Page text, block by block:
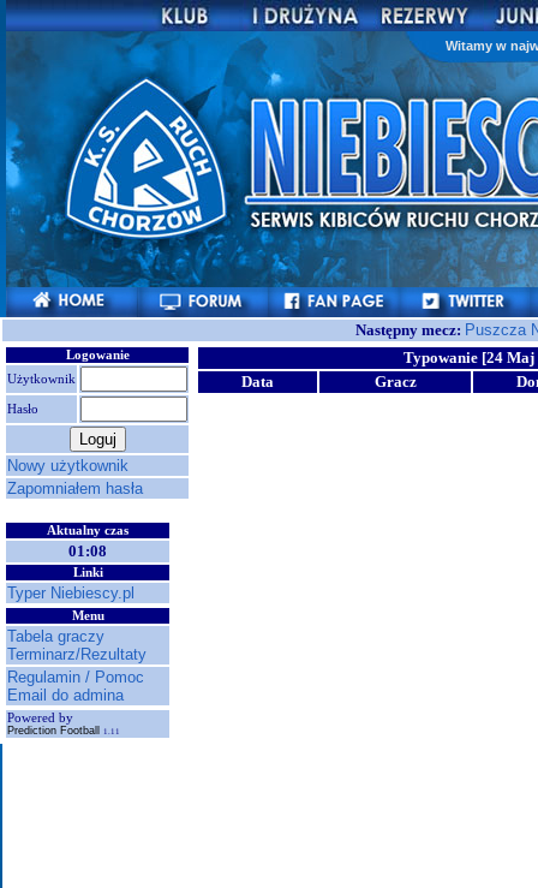
Witamy w
Następny mecz: Puszcza
Logowanie
Użytkownik
Hasło
Nowy użytkownik
Zapomniałem hasła
Aktualny czas
01:08
Linki
Typer Niebiescy.pl
Menu
Tabela graczy
Terminarz/Rezultaty
Regulamin / Pomoc
Email do admina
Powered by
Prediction Football 1.11
Typowanie [24 Maj
Data
Gracz